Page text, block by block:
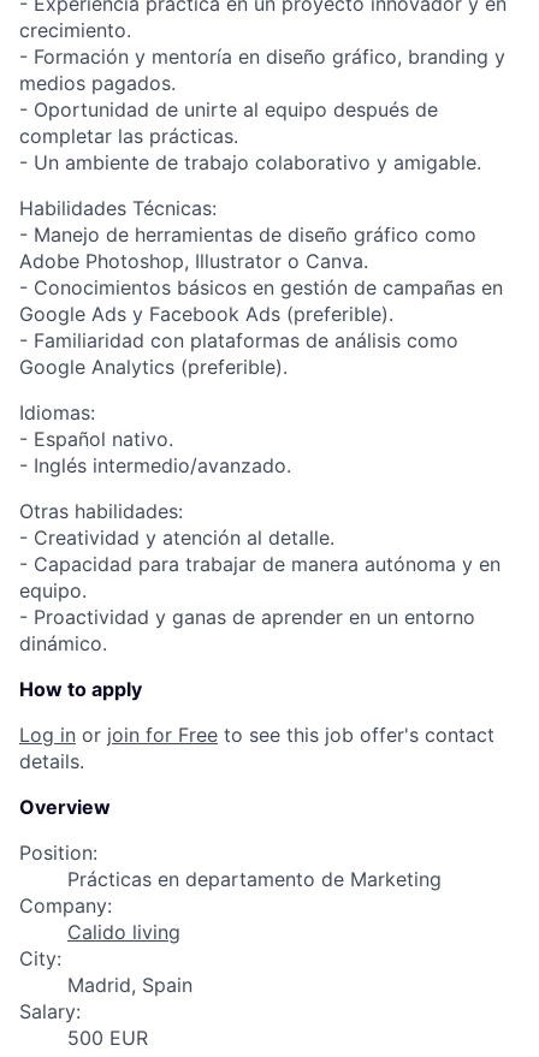
crecimiento.
- Formación y mentoría en diseño gráfico, branding y
medios pagados.
- Oportunidad de unirte al equipo después de
completar las prácticas.
- Un ambiente de trabajo colaborativo y amigable.
Habilidades Técnicas:
- Manejo de herramientas de diseño gráfico como
Adobe Photoshop, Illustrator o Canva.
- Conocimientos básicos en gestión de campañas en
Google Ads y Facebook Ads (preferible).
- Familiaridad con plataformas de análisis como
Google Analytics (preferible).
Idiomas:
- Español nativo.
- Inglés intermedio/avanzado.
Otras habilidades:
- Creatividad y atención al detalle.
- Capacidad para trabajar de manera autónoma y en
equipo.
- Proactividad y ganas de aprender en un entorno
dinámico.
How to apply
Log in or join for Free to see this job offer's contact
details.
Overview
Position:
Prácticas en departamento de Marketing
Company:
Calido living
City:
Madrid, Spain
Salary:
500 EUR